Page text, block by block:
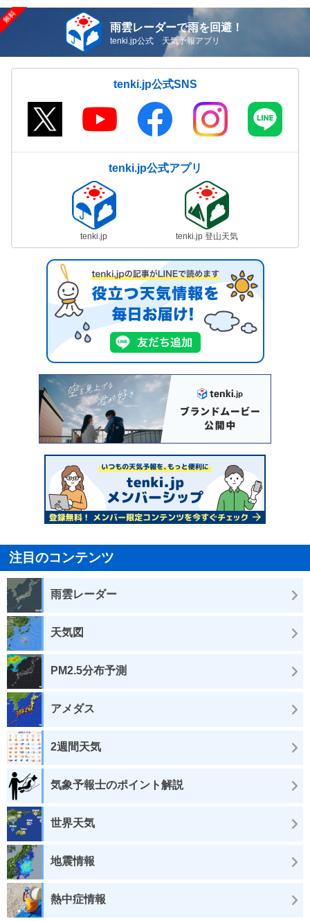
雨雲レーダーで雨を回避！
tenki.jp公式 天気予報アプリ
tenki.jp公式SNS
tenki.jp公式アプリ
tenki.jp tenki.jp 登山天気
注目のコンテンツ
雨雲レーダー
天気図
PM2.5分布予測
アメダス
2週間天気
気象予報士のポイント解説
世界天気
地震情報
熱中症情報